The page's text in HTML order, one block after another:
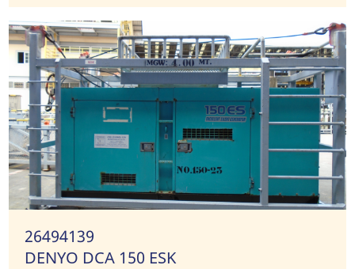
26494139
DENYO DCA 150 ESK